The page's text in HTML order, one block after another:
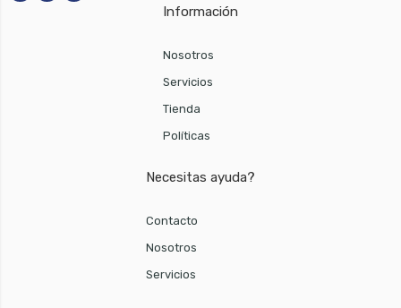
Información
Nosotros
Servicios
Tienda
Políticas
Necesitas ayuda?
Contacto
Nosotros
Servicios